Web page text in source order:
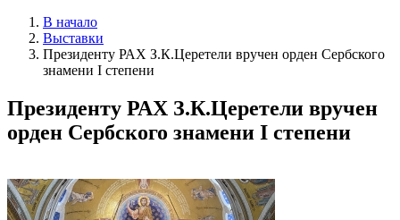
В начало
Выставки
Президенту РАХ З.К.Церетели вручен орден Сербского
знамени I степени
Президенту РАХ З.К.Церетели вручен
орден Сербского знамени I степени